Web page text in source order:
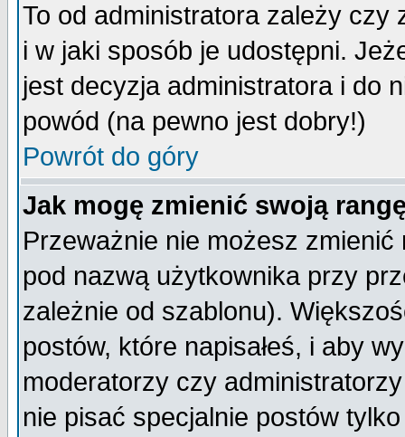
To od administratora zależy czy
i w jaki sposób je udostępni.
jest decyzja administratora i do
powód (na pewno jest dobry!)
Powrót do góry
Jak mogę zmienić swoją
Przeważnie nie możesz
pod nazwą użytkownika przy
zależnie od szablonu).
postów, które napisałeś, i aby
moderatorzy czy
nie pisać specjalnie postów